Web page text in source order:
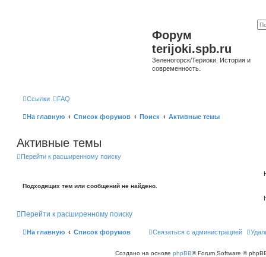
Форум
terijoki.spb.ru
Зеленогорск/Териоки. История и
современность.
Ссылки FAQ
На главную Список форумов Поиск Активные темы
Активные темы
Перейти к расширенному поиску
Подходящих тем или сообщений не найдено.
Перейти к расширенному поиску
На главную Список форумов Связаться с администрацией
Создано на основе phpBB® Forum Software ©